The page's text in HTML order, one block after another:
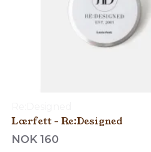
Lærfett - Re:Designed
NOK 160